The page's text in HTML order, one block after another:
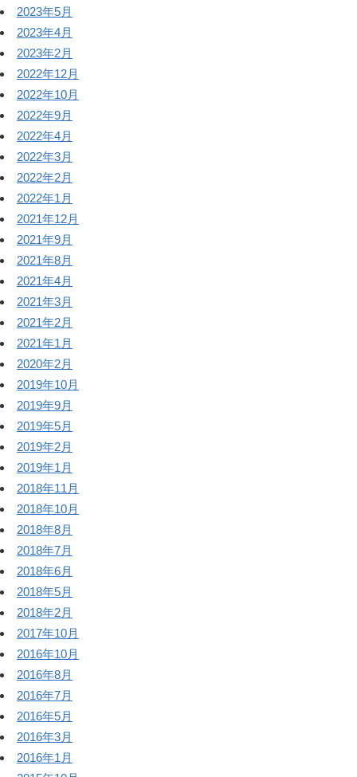
2023年5月
2023年4月
2023年2月
2022年12月
2022年10月
2022年9月
2022年4月
2022年3月
2022年2月
2022年1月
2021年12月
2021年9月
2021年8月
2021年4月
2021年3月
2021年2月
2021年1月
2020年2月
2019年10月
2019年9月
2019年5月
2019年2月
2019年1月
2018年11月
2018年10月
2018年8月
2018年7月
2018年6月
2018年5月
2018年2月
2017年10月
2016年10月
2016年8月
2016年7月
2016年5月
2016年3月
2016年1月